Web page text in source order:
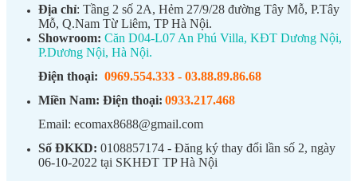
Địa chỉ: Tầng 2 số 2A, Hẻm 27/9/28 đường Tây Mỗ, P.Tây
Mỗ, Q.Nam Từ Liêm, TP Hà Nội.
Showroom: Căn D04-L07 An Phú Villa, KĐT Dương Nội,
P.Dương Nội, Hà Nội.
Điện thoại: 0969.554.333 - 03.88.89.86.68
Miền Nam: Điện thoại: 0933.217.468
Email: ecomax8688@gmail.com
Số ĐKKD: 0108857174 - Đăng ký thay đổi lần số 2, ngày
06-10-2022 tại SKHĐT TP Hà Nội